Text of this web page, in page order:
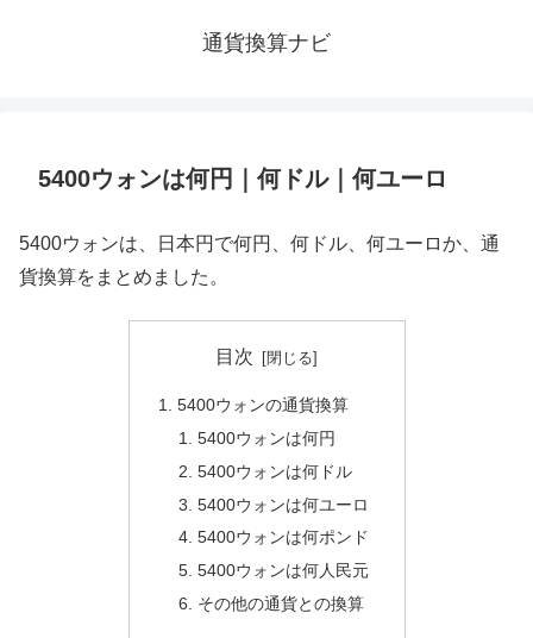
通貨換算ナビ
5400ウォンは何円｜何ドル｜何ユーロ
5400ウォンは、日本円で何円、何ドル、何ユーロか、通
貨換算をまとめました。
目次
5400ウォンの通貨換算
5400ウォンは何円
5400ウォンは何ドル
5400ウォンは何ユーロ
5400ウォンは何ポンド
5400ウォンは何人民元
その他の通貨との換算